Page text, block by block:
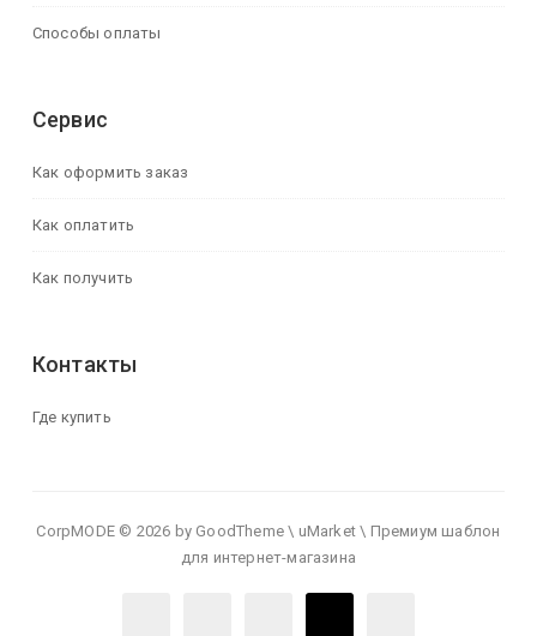
Способы оплаты
Сервис
Как оформить заказ
Как оплатить
Как получить
Контакты
Где купить
CorpMODE © 2026 by GoodTheme \ uMarket \ Премиум шаблон
для интернет-магазина